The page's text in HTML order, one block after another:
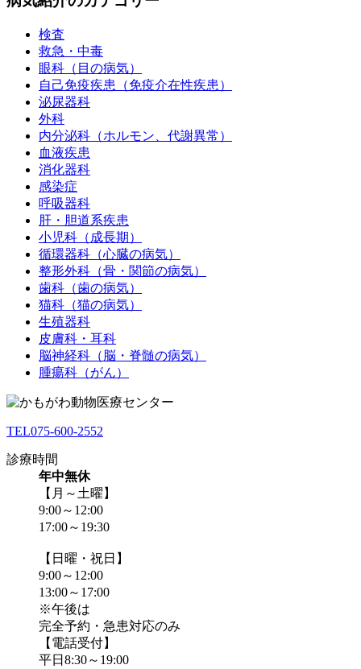
検査
救急・中毒
眼科（目の病気）
自己免疫疾患（免疫介在性疾患）
泌尿器科
外科
内分泌科（ホルモン、代謝異常）
血液疾患
消化器科
感染症
呼吸器科
肝・胆道系疾患
小児科（成長期）
循環器科（心臓の病気）
整形外科（骨・関節の病気）
歯科（歯の病気）
猫科（猫の病気）
生殖器科
皮膚科・耳科
脳神経科（脳・脊髄の病気）
腫瘍科（がん）
TEL075-600-2552
診療時間
年中無休
【月～土曜】
9:00～12:00
17:00～19:30
【日曜・祝日】
9:00～12:00
13:00～17:00
※午後は
完全予約・急患対応のみ
【電話受付】
平日8:30～19:00